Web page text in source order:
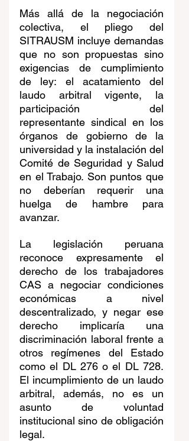
Más allá de la negociación
colectiva, el pliego del
SITRAUSM incluye demandas
que no son propuestas sino
exigencias de cumplimiento
de ley: el acatamiento del
laudo arbitral vigente, la
participación del
representante sindical en los
órganos de gobierno de la
universidad y la instalación del
Comité de Seguridad y Salud
en el Trabajo. Son puntos que
no deberían requerir una
huelga de hambre para
avanzar.
La legislación peruana
reconoce expresamente el
derecho de los trabajadores
CAS a negociar condiciones
económicas a nivel
descentralizado, y negar ese
derecho implicaría una
discriminación laboral frente a
otros regímenes del Estado
como el DL 276 o el DL 728.
El incumplimiento de un laudo
arbitral, además, no es un
asunto de voluntad
institucional sino de obligación
legal.